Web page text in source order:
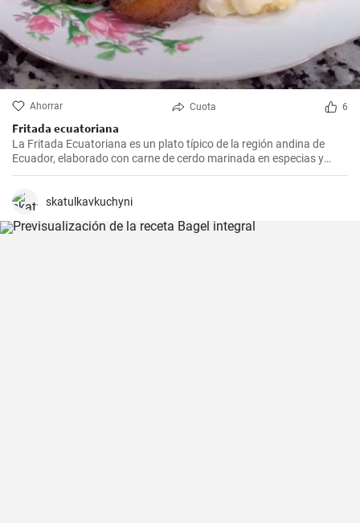
Ahorrar Cuota 6
Fritada ecuatoriana
La Fritada Ecuatoriana es un plato típico de la región andina de
Ecuador, elaborado con carne de cerdo marinada en especias y
cocinada a fuego lento en una olla con agua hasta que quede suave
skatulkavkuchyni